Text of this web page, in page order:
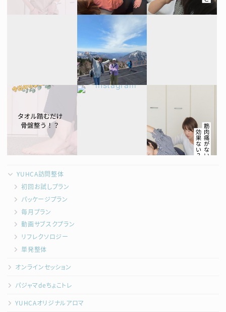
YUHCA訪問整体
初回お試しプラン
パッケージプラン
毎月プラン
動画サブスクプラン
リフレクソロジー
単発整体
オンラインセッション
パジャマdeちょこトレ
YUHCAオリジナルアロマ